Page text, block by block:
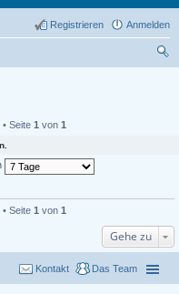
Anmelden
Registrieren
Seite 1 von 1
Seite 1 von 1
Gehe zu
Das Team
Kontakt